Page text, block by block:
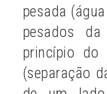
pesada
pesados
princípio do
(separação